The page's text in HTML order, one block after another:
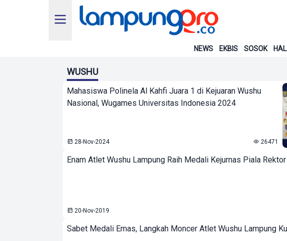
NEWS EKBIS SOSOK
WUSHU
Mahasiswa Polinela Al Kahfi Juara 1 di Kejuaran Wushu
Nasional, Wugames Universitas Indonesia 2024
28-Nov-2024 26471
Enam Atlet Wushu Lampung Raih Medali Kejurnas Piala
20-Nov-2019
Sabet Medali Emas, Langkah Moncer Atlet Wushu Lampung